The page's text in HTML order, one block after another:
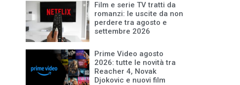
Film e serie TV tratti da
romanzi: le uscite da non
perdere tra agosto e
settembre 2026
Prime Video agosto
2026: tutte le novità tra
Reacher 4, Novak
Djokovic e nuovi film